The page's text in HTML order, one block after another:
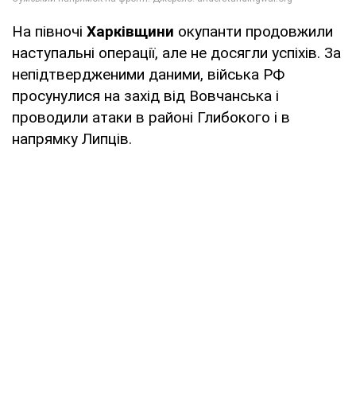
На півночі Харківщини окупанти продовжили
наступальні операції, але не досягли успіхів. За
непідтвердженими даними, війська РФ
просунулися на захід від Вовчанська і
проводили атаки в районі Глибокого і в
напрямку Липців.